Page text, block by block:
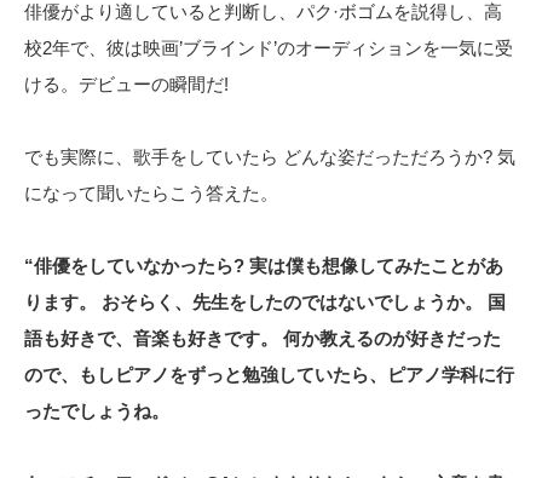
俳優がより適していると判断し、パク·ボゴムを説得し、高
校2年で、彼は映画’ブラインド’のオーディションを一気に受
ける。デビューの瞬間だ!
でも実際に、歌手をしていたら どんな姿だっただろうか? 気
になって聞いたらこう答えた。
“俳優をしていなかったら? 実は僕も想像してみたことがあ
ります。 おそらく、先生をしたのではないでしょうか。
国
語も好きで、音楽も好きです。 何か教えるのが好きだった
ので、もしピアノをずっと勉強していたら、ピアノ学科に行
ったでしょうね。